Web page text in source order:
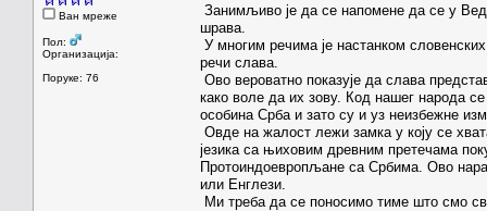
Ван мреже
Пол:
Организација:
Поруке: 76
Занимљиво је да се напомене да се у
шрава.
У многим речима је настанком
речи слава.
Ово вероватно показује да слава
како воле да их зову. Код нашег народа се
особина Срба и зато су и уз неизбежне
Овде на жалост лежи замка у коју се
језика са њиховим древним претечама
Протоиндоевропљане са Србима. Ово
или Енглези.
Ми треба да се поносимо тиме што смо